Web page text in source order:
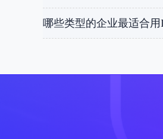
哪些类型的企业最适合用